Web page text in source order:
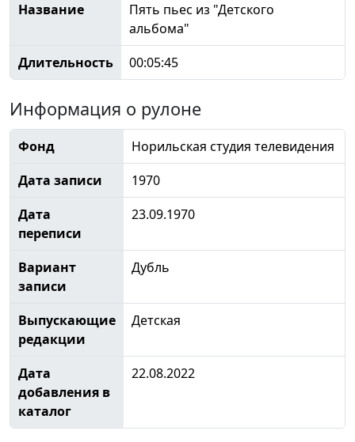
Название
Пять пьес из "Детского
альбома"
Длительность
00:05:45
Информация о рулоне
Фонд
Норильская студия телевидения
Дата записи
1970
Дата
переписи
23.09.1970
Вариант
записи
Дубль
Выпускающие
редакции
Детская
Дата
добавления в
каталог
22.08.2022